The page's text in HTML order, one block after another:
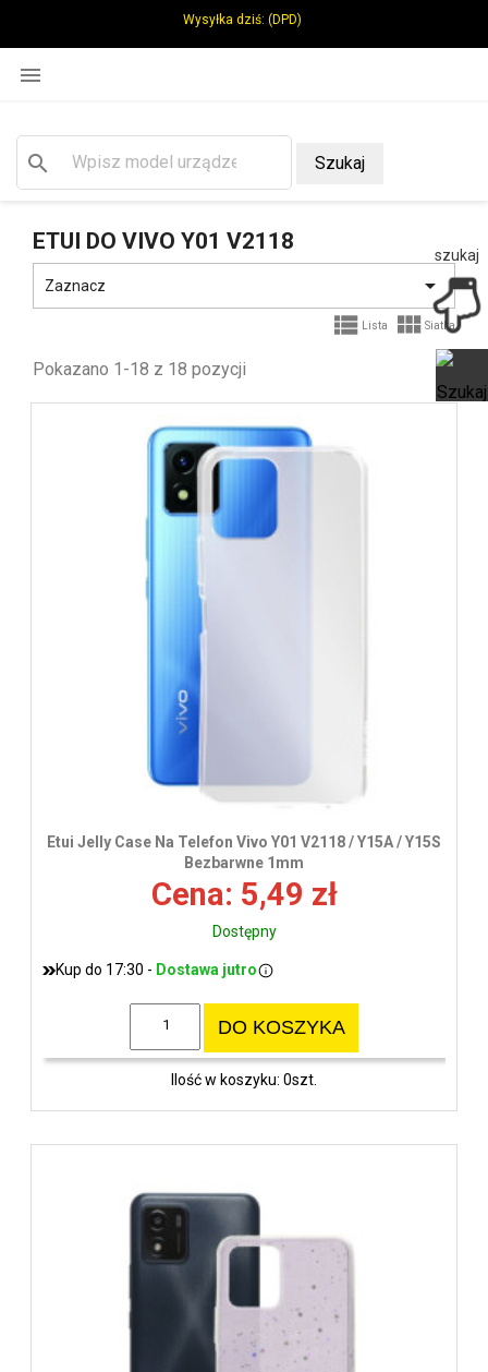
Wysyłka dziś: (DPD)

search Szukaj
ETUI DO VIVO Y01 V2118
Zaznacz 
 Lista  Siatka
Pokazano 1-18 z 18 pozycji
Etui Jelly Case Na Telefon Vivo Y01 V2118 / Y15A / Y15S
Bezbarwne 1mm
Cena: 5,49 zł
Dostępny
Kup do 17:30 - Dostawa jutro
DO KOSZYKA
Ilość w koszyku: 0szt.
szukaj